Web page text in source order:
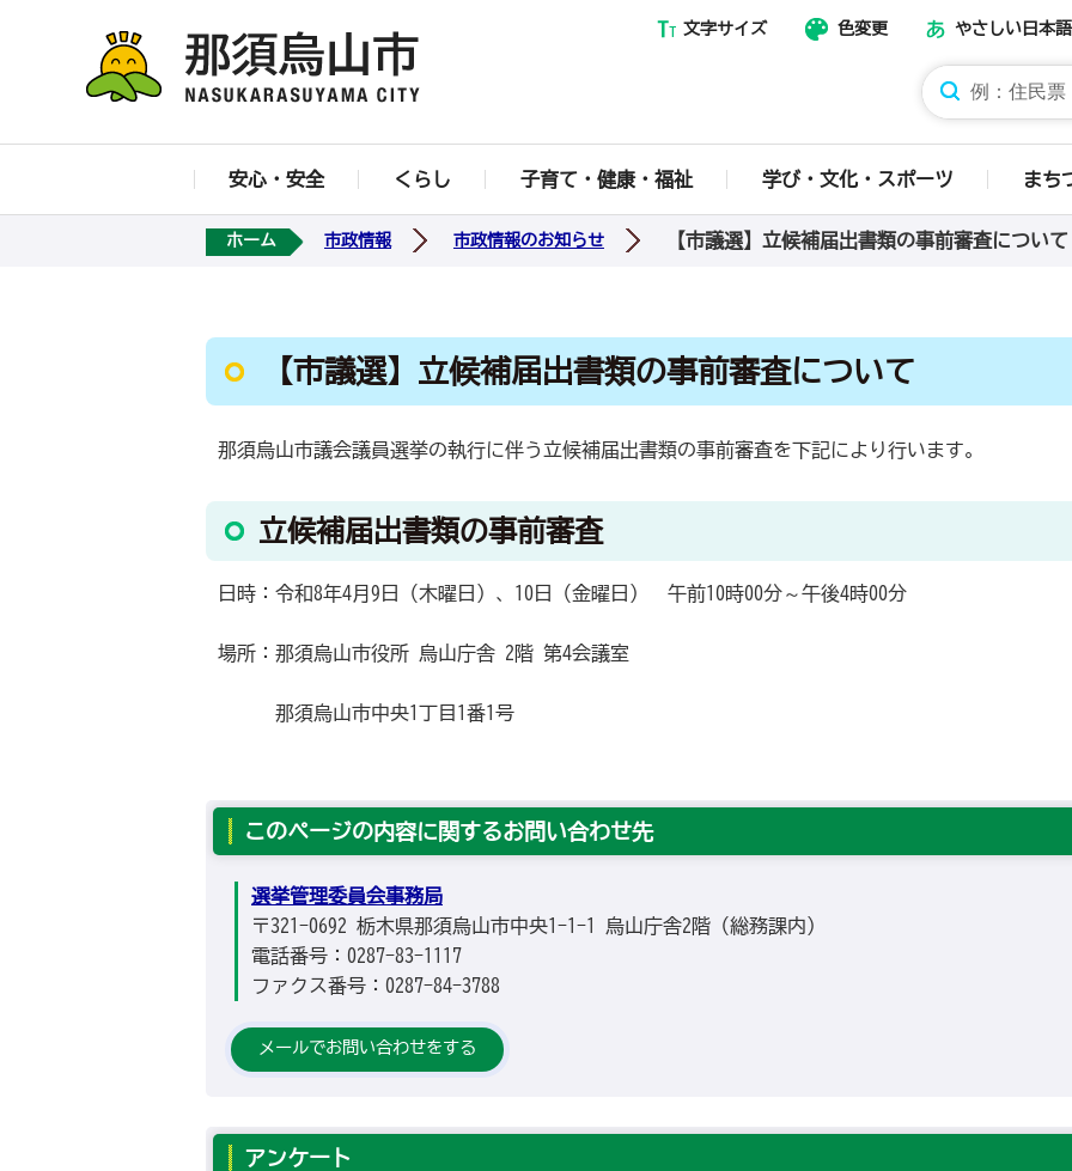
那須烏山市ホームページ
文字サイズ 色変更 やさしい日本語
安心・安全 くらし 子育て・健康・福祉 学び・文化・スポーツ まち
ホーム 市政情報 市政情報のお知らせ 【市議選】立候補届出書類の事前審査について
【市議選】立候補届出書類の事前審査について
那須烏山市議会議員選挙の執行に伴う立候補届出書類の事前審査を下記により行います。
立候補届出書類の事前審査
日時：令和8年4月9日（木曜日）、10日（金曜日） 午前10時00分～午後4時00分
場所：那須烏山市役所 烏山庁舎 2階 第4会議室
那須烏山市中央1丁目1番1号
このページの内容に関するお問い合わせ先
選挙管理委員会事務局
〒321-0692 栃木県那須烏山市中央1-1-1 烏山庁舎2階（総務課内）
電話番号：0287-83-1117
ファクス番号：0287-84-3788
メールでお問い合わせをする
アンケート